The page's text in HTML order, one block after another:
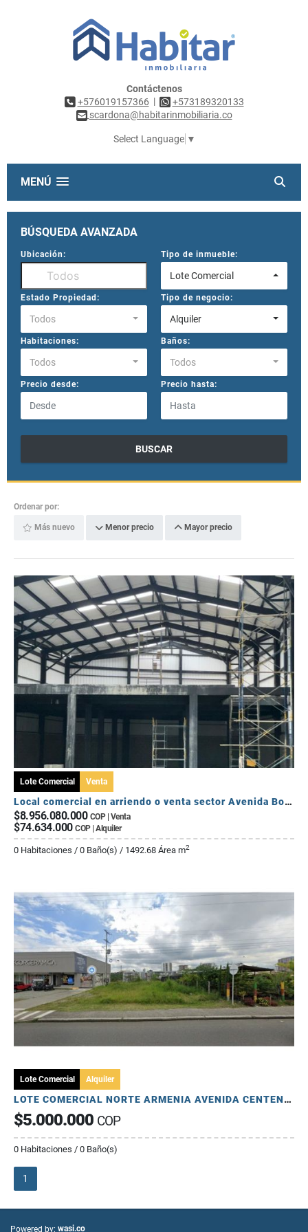
Contáctenos
+576019157366 |
+573189320133
scardona@habitarinmobiliaria.co
Select Language ▼
MENÚ
BÚSQUEDA AVANZADA
Ubicación: Tipo de inmueble:
Lote Comercial
Estado Propiedad:
Todos
Tipo de negocio:
Alquiler
Habitaciones:
Todos
Baños:
Todos
Precio desde: Precio hasta:
BUSCAR
Ordenar por:
Más nuevo Menor precio Mayor precio
Lote Comercial Venta
Local comercial en arriendo o venta sector Avenida Bolivar
$8.956.080.000 COP | Venta
$74.634.000 COP | Alquiler
0 Habitaciones / 0 Baño(s) / 1492.68 Área m2
Lote Comercial Alquiler
LOTE COMERCIAL NORTE ARMENIA AVENIDA CENTENARIO 360
$5.000.000 COP
0 Habitaciones / 0 Baño(s)
1
Powered by: wasi.co